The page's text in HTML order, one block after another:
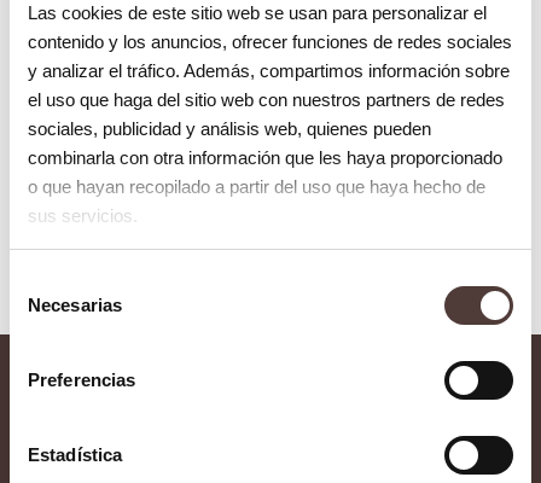
Las cookies de este sitio web se usan para personalizar el
contenido y los anuncios, ofrecer funciones de redes sociales
y analizar el tráfico. Además, compartimos información sobre
el uso que haga del sitio web con nuestros partners de redes
sociales, publicidad y análisis web, quienes pueden
combinarla con otra información que les haya proporcionado
o que hayan recopilado a partir del uso que haya hecho de
sus servicios.
consentimiento
Necesarias
Preferencias
Estadística
Periodoncia
Endodoncia